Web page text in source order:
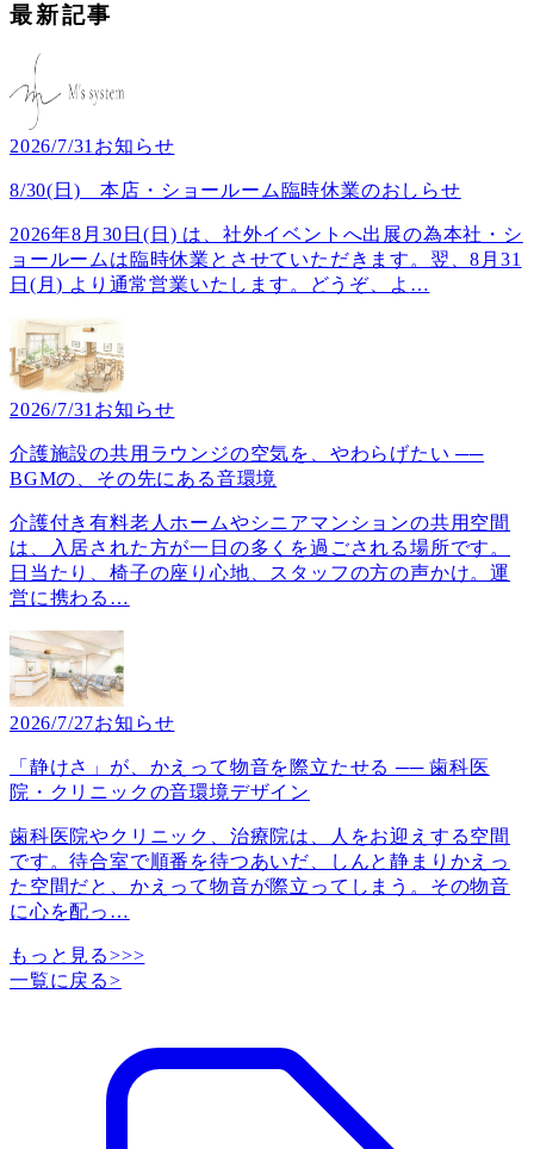
最新記事
2026/7/31 お知らせ
8/30(日) 本店・ショールーム臨時休業のおしらせ
2026年8月30日(日) は、社外イベントへ出展の為本社・シ
ョールームは臨時休業とさせていただきます。翌、8月31
日(月) より通常営業いたします。どうぞ、よ …
2026/7/31 お知らせ
介護施設の共用ラウンジの空気を、やわらげたい ──
BGMの、その先にある音環境
介護付き有料老人ホームやシニアマンションの共用空間
は、入居された方が一日の多くを過ごされる場所です。
日当たり、椅子の座り心地、スタッフの方の声かけ。運
営に携わる …
2026/7/27お知らせ
「静けさ」が、かえって物音を際立たせる ── 歯科医
院・クリニックの音環境デザイン
歯科医院やクリニック、治療院は、人をお迎えする空間
です。待合室で順番を待つあいだ、しんと静まりかえっ
た空間だと、かえって物音が際立ってしまう。その物音
に心を配っ …
もっと見る>>>
一覧に戻る>